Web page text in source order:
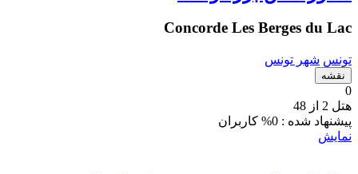
Concorde Les Berges du Lac
تونس شهر تونس
نقشه
0
هتل 2 از 48
پیشنهاد شده : 0% کاربران
نمایش